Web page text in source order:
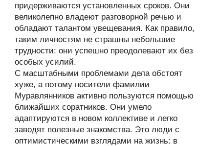
придерживаются установленных сроков. Они
великолепно владеют разговорной речью и
обладают талантом увещевания. Как правило,
таким личностям не страшны небольшие
трудности: они успешно преодолевают их без
особых усилий.
С масштабными проблемами дела обстоят
хуже, а потому носители фамилии
Муравлянников активно пользуются помощью
ближайших соратников. Они умело
адаптируются в новом коллективе и легко
заводят полезные знакомства. Это люди с
оптимистическими взглядами на жизнь: в